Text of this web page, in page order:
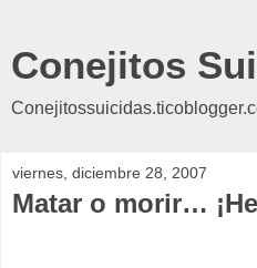
Conejitos
viernes, diciembre 28, 2007
Matar o morir…